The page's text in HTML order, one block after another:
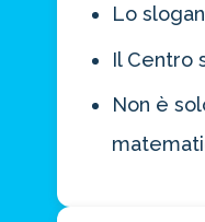
Lo
Il Centro
Non è